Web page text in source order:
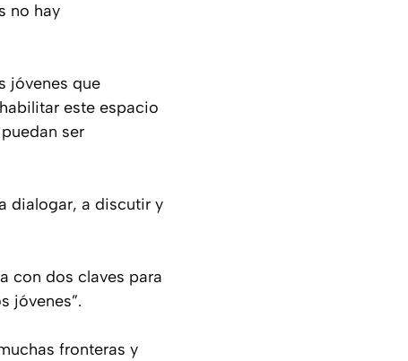
no hay
jóvenes que
este espacio
ser
dialogar, a discutir y
con dos claves para
jóvenes”.
fronteras y